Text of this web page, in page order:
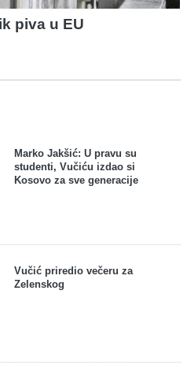
piva u EU
Marko Jakšić: U pravu su
studenti, Vučiću izdao si
Kosovo za sve generacije
Vučić priredio večeru za
Zelenskog